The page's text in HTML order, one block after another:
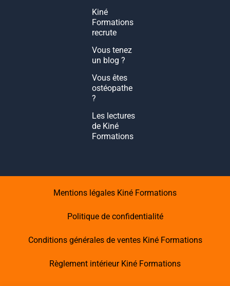
Kiné
Formations
recrute
Vous tenez
un blog ?
Vous êtes
ostéopathe
?
Les lectures
de Kiné
Formations
Mentions légales Kiné Formations
Politique de confidentialité
Conditions générales de ventes Kiné Formations
Règlement intérieur Kiné Formations